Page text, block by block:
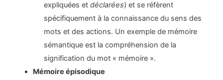
expliquées etdéclarées) et se réfèrent
spécifiquement à la connaissance du sens des
mots et des actions. Un exemple de mémoire
sémantique est la compréhension de la
signification du mot « mémoire ».
Mémoire épisodique